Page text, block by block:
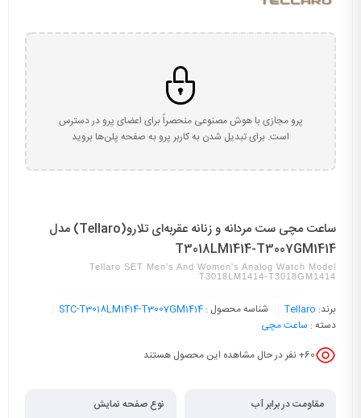
پرو مجازی با هوش مصنوعی منحصراً برای اعضای پرو در دسترس
است. برای تبدیل شدن به کاربر پرو به صفحه پلن‌ها بروید
ساعت مچی ست مردانه و زنانه عقربه‌ای تلارو(Tellaro) مدل
T3018LM1414-T3007GM1414
Tellaro SET Men's And Women's Analog Watch Model
T3018LM1414-T3018GM1414
برند: Tellaro شناسه محصول : STC-T3018LM1414-T3007GM1414
دسته : ساعت مچی
60+ نفر در حال مشاهده این محصول هستند
مقاومت در برابر آب
نوع صفحه نمایش